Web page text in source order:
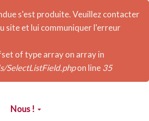
s'est produite. Veuillez contacter
site et lui communiquer l'erreur
of type array on array in
SelectListField.phpon line35
Nous !